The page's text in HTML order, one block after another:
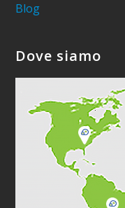
Blog
Dove siamo